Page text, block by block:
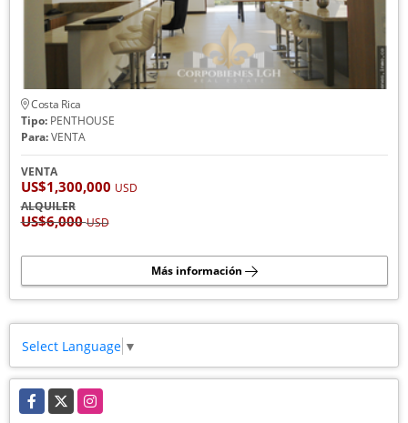
Costa Rica
Tipo:PENTHOUSE
Para:VENTA
VENTA
US$1,300,000 USD
ALQUILER
US$6,000USD
Más información
Select Language ▼
Facebook
X Instagram